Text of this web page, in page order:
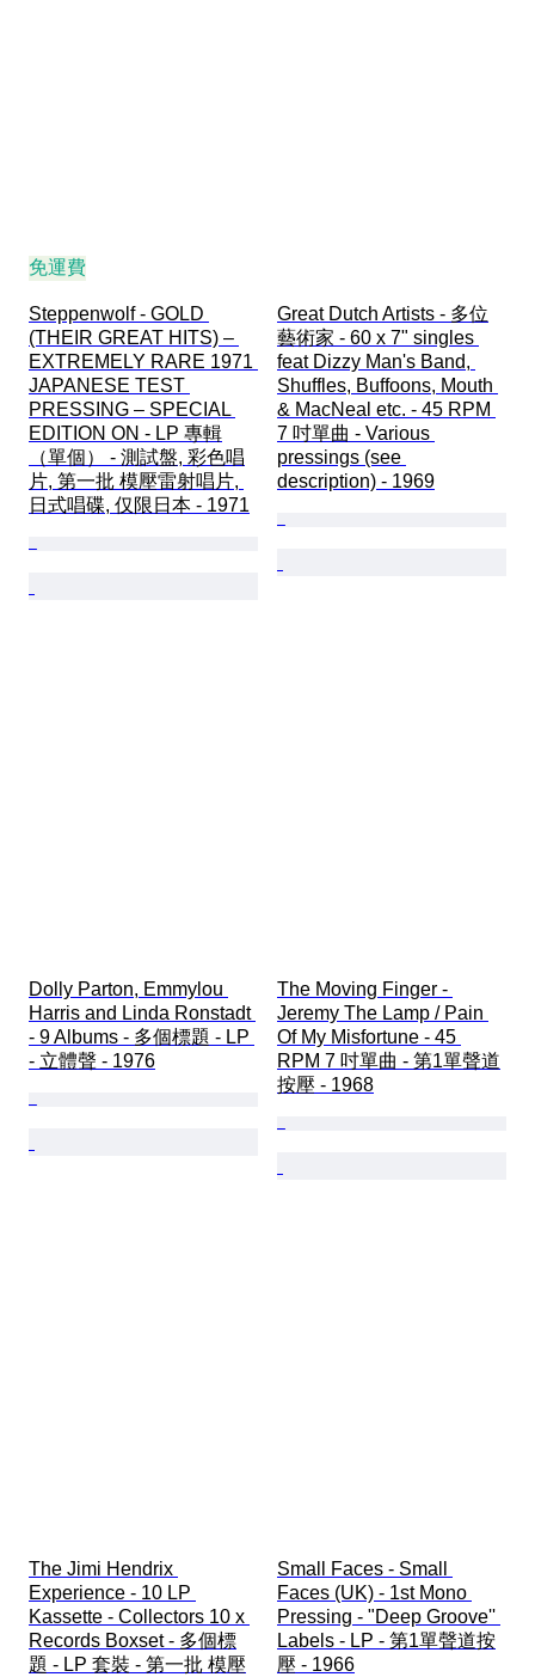
免運費
Steppenwolf - GOLD
(THEIR GREAT HITS) –
EXTREMELY RARE 1971
JAPANESE TEST
PRESSING – SPECIAL
EDITION ON - LP 專輯
（單個） - 測試盤, 彩色唱
片, 第一批 模壓雷射唱片,
日式唱碟, 仅限日本 - 1971
Great Dutch Artists - 多位
藝術家 - 60 x 7" singles
feat Dizzy Man's Band,
Shuffles, Buffoons, Mouth
& MacNeal etc. - 45 RPM
7 吋單曲 - Various
pressings (see
description) - 1969
Dolly Parton, Emmylou
Harris and Linda Ronstadt
- 9 Albums - 多個標題 - LP
- 立體聲 - 1976
The Moving Finger -
Jeremy The Lamp / Pain
Of My Misfortune - 45
RPM 7 吋單曲 - 第1單聲道
按壓 - 1968
The Jimi Hendrix
Experience - 10 LP
Kassette - Collectors 10 x
Records Boxset - 多個標
題 - LP 套裝 - 第一批 模壓
Small Faces - Small
Faces (UK) - 1st Mono
Pressing - "Deep Groove''
Labels - LP - 第1單聲道按
壓 - 1966